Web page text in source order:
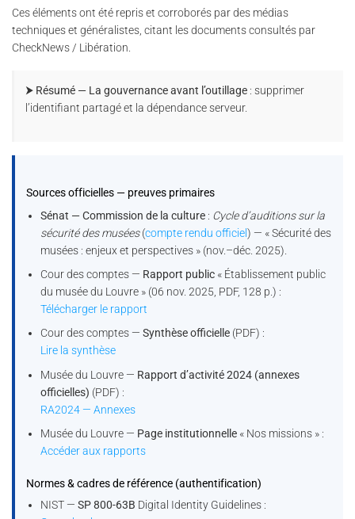
Ces éléments ont été repris et corroborés par des médias
techniques et généralistes, citant les documents consultés par
CheckNews / Libération.
⮞ Résumé — La gouvernance avant l’outillage : supprimer
l’identifiant partagé et la dépendance serveur.
Sources officielles — preuves primaires
Sénat — Commission de la culture : Cycle d’auditions sur la
sécurité des musées(compte rendu officiel) — « Sécurité des
musées : enjeux et perspectives » (nov.–déc. 2025).
Cour des comptes — Rapport public « Établissement public
du musée du Louvre » (06 nov. 2025, PDF, 128 p.) :
Télécharger le rapport
Cour des comptes —Synthèse officielle (PDF) :
Lire la synthèse
Musée du Louvre — Rapport d’activité 2024 (annexes
officielles) (PDF) :
RA2024 — Annexes
Musée du Louvre — Page institutionnelle « Nos missions » :
Accéder aux rapports
Normes & cadres de référence (authentification)
NIST —SP 800-63B Digital Identity Guidelines :